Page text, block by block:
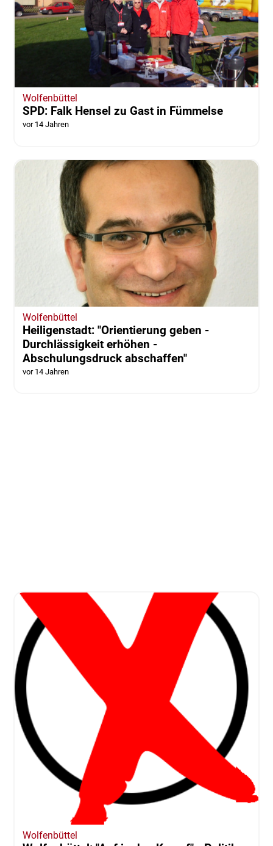
Wolfenbüttel
SPD: Falk Hensel zu Gast in Fümmelse
vor 14 Jahren
Wolfenbüttel
Heiligenstadt: "Orientierung geben -
Durchlässigkeit erhöhen -
Abschulungsdruck abschaffen"
vor 14 Jahren
Wolfenbüttel